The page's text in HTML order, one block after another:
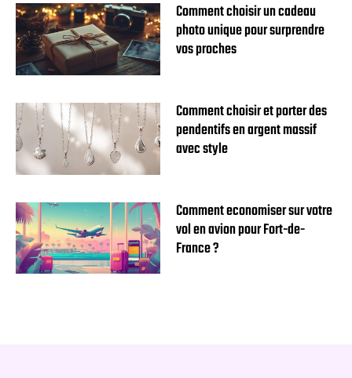
Comment choisir un cadeau
photo unique pour surprendre
vos proches
Comment choisir et porter des
pendentifs en argent massif
avec style
Comment economiser sur votre
vol en avion pour Fort-de-
France ?